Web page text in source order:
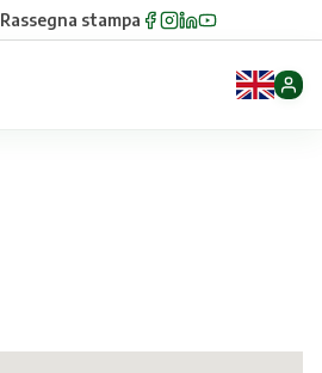
Rassegna stampa